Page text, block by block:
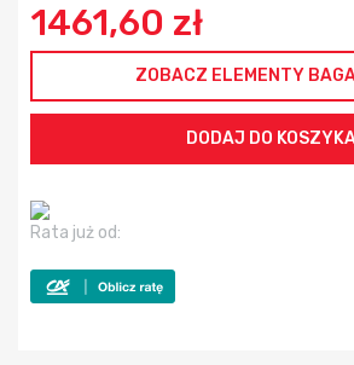
1461,60 zł
ZOBACZ ELEMENTY
Rata już od: